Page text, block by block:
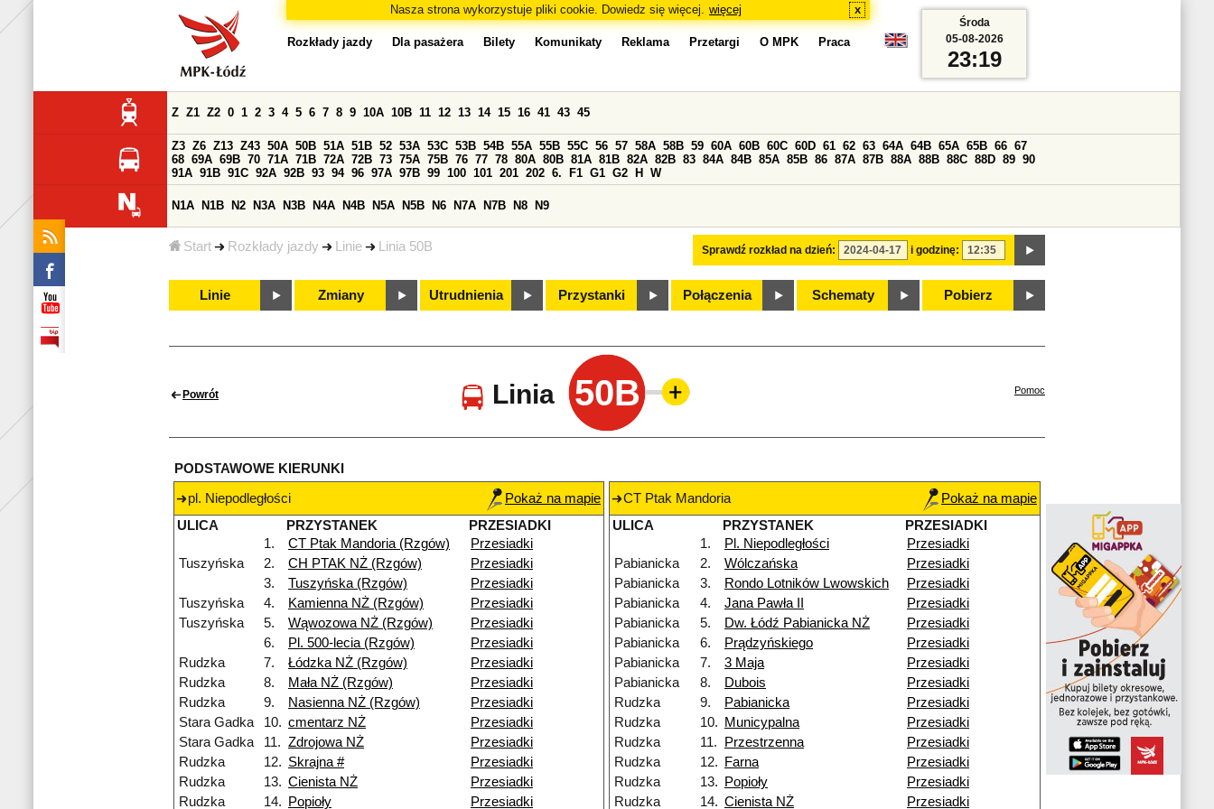
Nasza strona wykorzystuje pliki cookie. Dowiedz się więcej. więcej x
Start Rozkłady jazdy Linie Linia 50B
Rozkłady jazdy Dla pasażera Bilety Komunikaty Reklama Przetargi O MPK Praca
Sprawdź rozkład na dzień: i godzinę:
Z Z1 Z2 0 1 2 3 4 5 6 7 8 9 10A 10B 11 12 13 14 15 16 41 43 45
Z3 Z6 Z13 Z43 50A 50B 51A 51B 52 53A 53C 53B 54B 55A 55B 55C 56 57 58A 58B 59 60A 60B 60C 60D 61 62 63 64A 64B 65A 65B 66 67
68 69A 69B 70 71A 71B 72A 72B 73 75A 75B 76 77 78 80A 80B 81A 81B 82A 82B 83 84A 84B 85A 85B 86 87A 87B 88A 88B 88C 88D 89 90
91A 91B 91C 92A 92B 93 94 96 97A 97B 99 100 101 201 202 6. F1 G1 G2 H W
N1A N1B N2 N3A N3B N4A N4B N5A N5B N6 N7A N7B N8 N9
Linie Zmiany Utrudnienia Przystanki Połączenia Schematy Pobierz
Środa
05-08-2026
23:19
Powrót Linia 50B Pomoc
PODSTAWOWE KIERUNKI
pl. Niepodległości
Pokaż na mapie
ULICA
PRZYSTANEK
PRZESIADKI
1.
CT Ptak Mandoria (Rzgów)
Przesiadki
Tuszyńska
2. CH PTAK NŻ (Rzgów)
Przesiadki
3.
Tuszyńska (Rzgów)
Przesiadki
Tuszyńska
4. Kamienna NŻ (Rzgów)
Przesiadki
Tuszyńska
5. Wąwozowa NŻ (Rzgów)
Przesiadki
6.
Pl. 500-lecia (Rzgów)
Przesiadki
Rudzka
7. Łódzka NŻ (Rzgów)
Przesiadki
Rudzka
8. Mała NŻ (Rzgów)
Przesiadki
Rudzka
9. Nasienna NŻ (Rzgów)
Przesiadki
Stara Gadka
10. cmentarz NŻ
Przesiadki
Stara Gadka
11. Zdrojowa NŻ
Przesiadki
Rudzka
12. Skrajna #
Przesiadki
Rudzka
13. Cienista NŻ
Przesiadki
Rudzka
14. Popioły Przesiadki
CT Ptak Mandoria
Pokaż na mapie
ULICA
PRZYSTANEK
PRZESIADKI
1.
Pl. Niepodległości
Przesiadki
Pabianicka
2. Wólczańska
Przesiadki
Pabianicka
3. Rondo Lotników Lwowskich
Przesiadki
Pabianicka
4. Jana Pawła II
Przesiadki
Pabianicka
5. Dw. Łódź Pabianicka NŻ
Przesiadki
Pabianicka
6. Prądzyńskiego
Przesiadki
Pabianicka
7. 3 Maja
Przesiadki
Pabianicka
8. Dubois
Przesiadki
Rudzka
9. Pabianicka
Przesiadki
Rudzka
10. Municypalna
Przesiadki
Rudzka
11. Przestrzenna
Przesiadki
Rudzka
12. Farna
Przesiadki
Rudzka
13. Popioły
Przesiadki
Rudzka
14. Cienista NŻ Przesiadki